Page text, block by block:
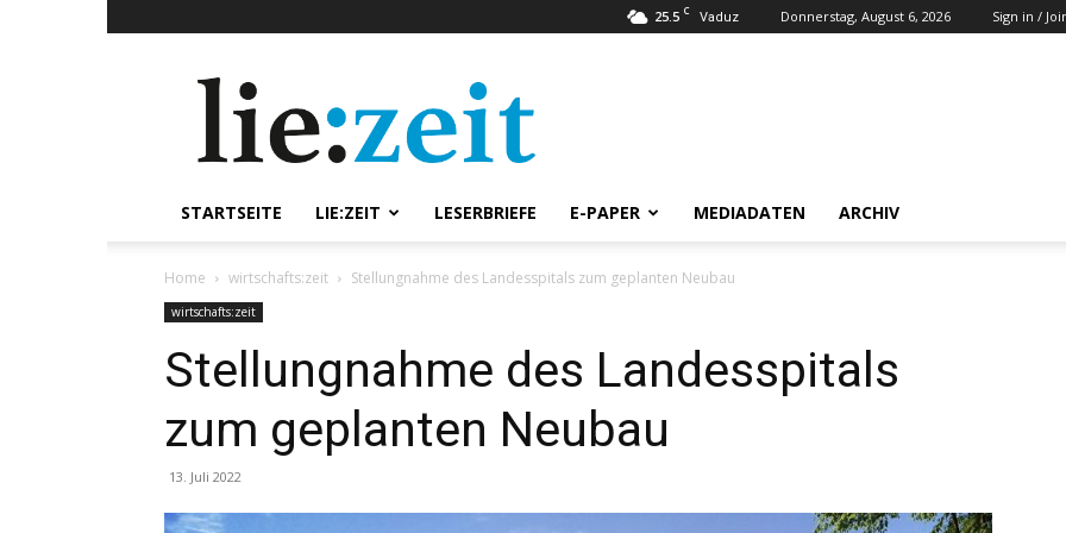
25.5 C Vaduz Donnerstag, August 6, 2026 Sign in /
STARTSEITE LIE:ZEIT LESERBRIEFE E-PAPER MEDIADATEN ARCHIV
Home wirtschafts:zeit Stellungnahme des Landesspitals zum geplanten Neubau
wirtschafts:zeit
Stellungnahme des Landesspitals
zum geplanten Neubau
13. Juli 2022